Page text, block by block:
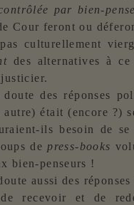
par bien-
Cour feront ou
culturellement
des alternatives à
des réponses
autre) était (encore ?)
ils besoin de
de press-books
bien-penseurs !
aussi des
recevoir et de